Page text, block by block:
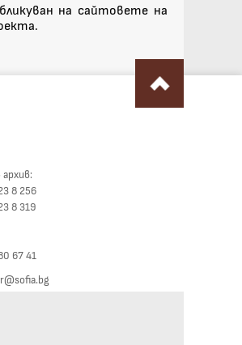
на сайтовете на
8 256
8 319
67 41